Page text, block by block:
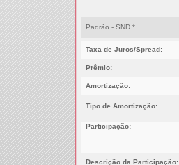
Padrão - SND *
Taxa de Juros/Spread:
Prêmio:
Amortização:
Tipo de Amortização:
Participação:
Descrição da Participação: